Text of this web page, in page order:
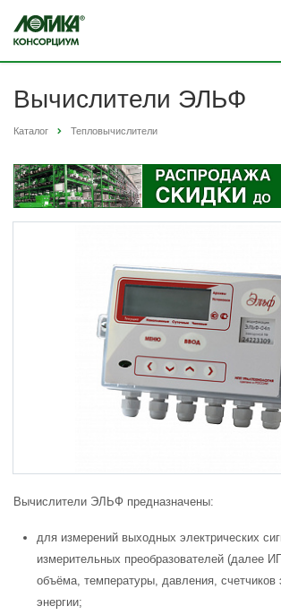
Вычислители ЭЛЬФ
Каталог Тепловычислители
Вычислители ЭЛЬФ предназначены:
для измерений выходных электрических
измерительных преобразователей (далее
объёма, температуры, давления, счетчиков
энергии;